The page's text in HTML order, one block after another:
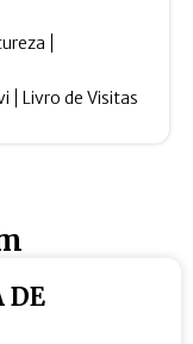
Livro de Visitas
DE